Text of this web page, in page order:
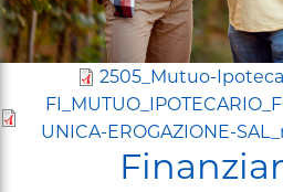
2505_Mutuo-
UNICA-EROGAZIONE-